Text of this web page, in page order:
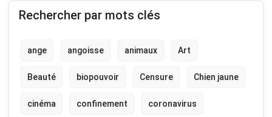
Rechercher par mots clés
ange angoisse animaux Art
Beauté biopouvoir Censure Chien jaune
cinéma confinement coronavirus